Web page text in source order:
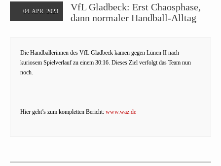
04. APR. 2023
VfL Gladbeck: Erst Chaosphase,
dann normaler Handball-Alltag
Die Handballerinnen des VfL Gladbeck kamen gegen Lünen II nach
kuriosem Spielverlauf zu einem 30:16. Dieses Ziel verfolgt das Team nun
noch.
Hier geht’s zum kompletten Bericht: www.waz.de